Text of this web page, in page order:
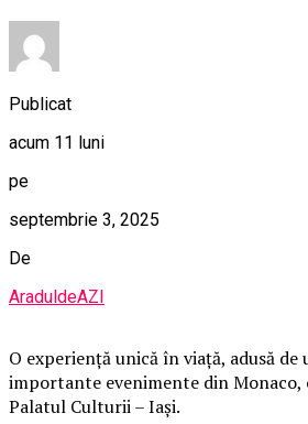
Publicat
acum 11 luni
pe
septembrie 3, 2025
De
AraduldeAZI
O experiență unică în viață, adusă
importante evenimente din Monaco,
Palatul Culturii – Iași.